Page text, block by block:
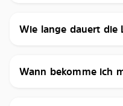
Wie lange dauert die
Wann bekomme ich